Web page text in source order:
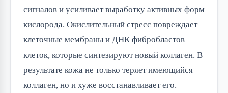
сигналов и усиливает выработку активных форм
кислорода. Окислительный стресс повреждает
клеточные мембраны и ДНК фибробластов —
клеток, которые синтезируют новый коллаген. В
результате кожа не только теряет имеющийся
коллаген, но и хуже восстанавливает его.